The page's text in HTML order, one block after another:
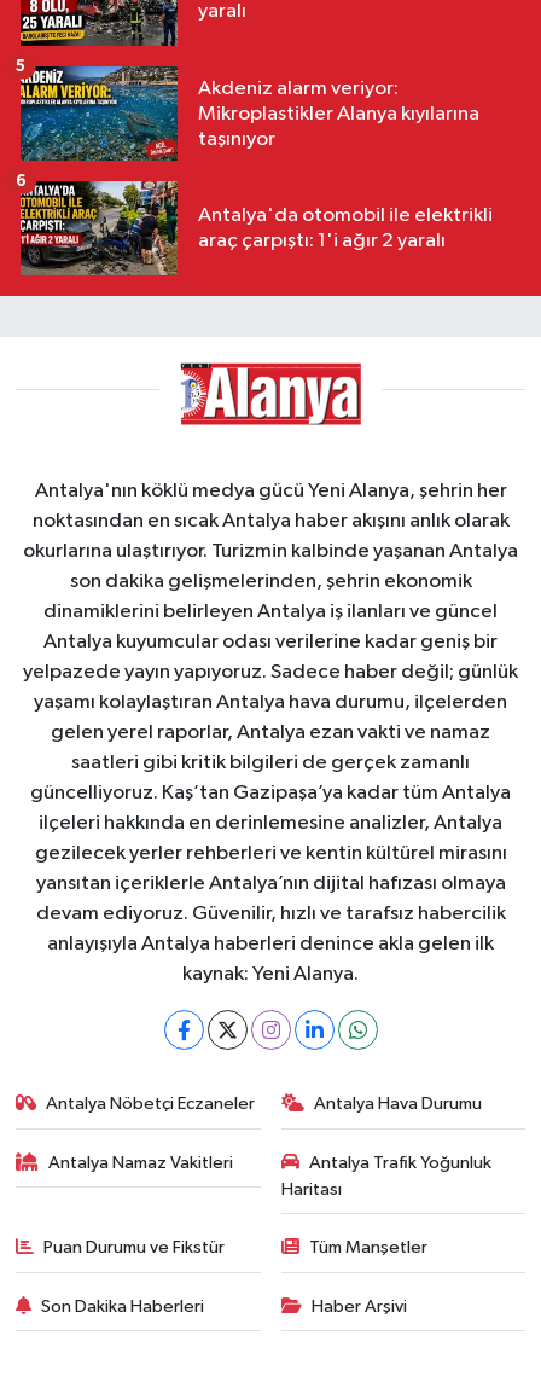
yaralı
Akdeniz alarm veriyor:
Mikroplastikler Alanya kıyılarına
taşınıyor
5
Antalya'da otomobil ile elektrikli
araç çarpıştı: 1'i ağır 2 yaralı
6
Antalya'nın köklü medya gücü Yeni Alanya, şehrin her
noktasından en sıcak Antalya haber akışını anlık olarak
okurlarına ulaştırıyor. Turizmin kalbinde yaşanan Antalya
son dakika gelişmelerinden, şehrin ekonomik
dinamiklerini belirleyen Antalya iş ilanları ve güncel
Antalya kuyumcular odası verilerine kadar geniş bir
yelpazede yayın yapıyoruz. Sadece haber değil; günlük
yaşamı kolaylaştıran Antalya hava durumu, ilçelerden
gelen yerel raporlar, Antalya ezan vakti ve namaz
saatleri gibi kritik bilgileri de gerçek zamanlı
güncelliyoruz. Kaş’tan Gazipaşa’ya kadar tüm Antalya
ilçeleri hakkında en derinlemesine analizler, Antalya
gezilecek yerler rehberleri ve kentin kültürel mirasını
yansıtan içeriklerle Antalya’nın dijital hafızası olmaya
devam ediyoruz. Güvenilir, hızlı ve tarafsız habercilik
anlayışıyla Antalya haberleri denince akla gelen ilk
kaynak: Yeni Alanya.
Antalya Nöbetçi Eczaneler Antalya Hava Durumu
Antalya Namaz Vakitleri
Antalya Trafik Yoğunluk
Haritası
Puan Durumu ve Fikstür Tüm Manşetler
Son Dakika Haberleri Haber Arşivi